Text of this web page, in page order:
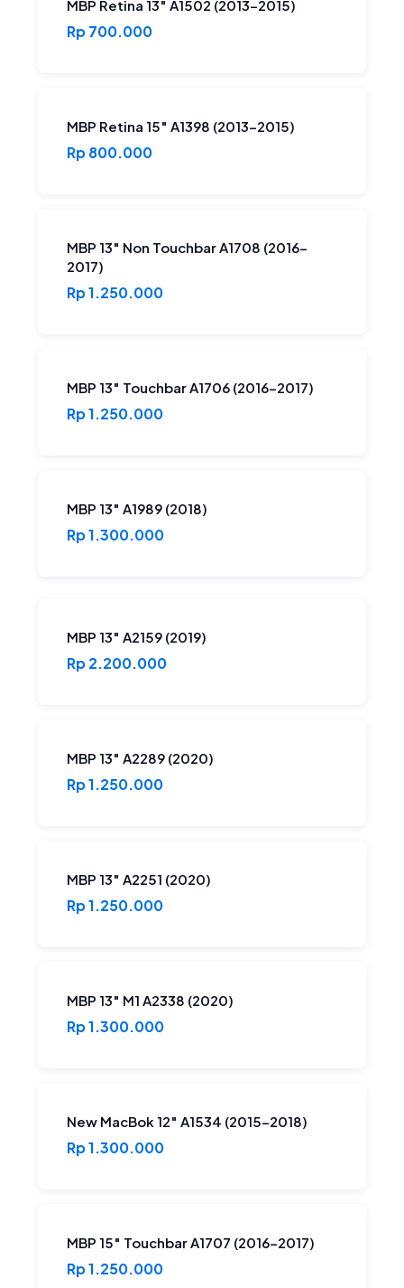
MBP Retina 13″ A1502 (2013-2015)
Rp 700.000
MBP Retina 15″ A1398 (2013-2015)
Rp 800.000
MBP 13″ Non Touchbar A1708 (2016-
2017)
Rp 1.250.000
MBP 13″ Touchbar A1706 (2016-2017)
Rp 1.250.000
MBP 13″ A1989 (2018)
Rp 1.300.000
MBP 13″ A2159 (2019)
Rp 2.200.000
MBP 13″ A2289 (2020)
Rp 1.250.000
MBP 13″ A2251 (2020)
Rp 1.250.000
MBP 13″ M1 A2338 (2020)
Rp 1.300.000
New MacBok 12″ A1534 (2015-2018)
Rp 1.300.000
MBP 15″ Touchbar A1707 (2016-2017)
Rp 1.250.000